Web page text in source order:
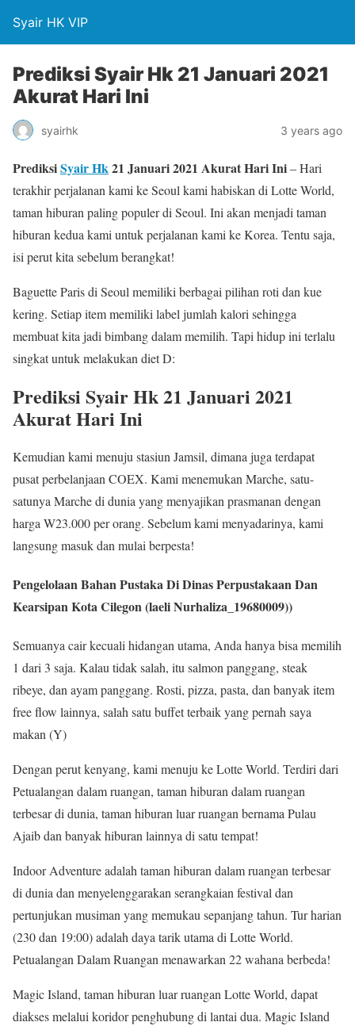
Syair HK VIP
Prediksi Syair Hk 21 Januari 2021
Akurat Hari Ini
syairhk 3 years ago
PrediksiSyair Hk21 Januari 2021 Akurat Hari Ini– Hari
terakhir perjalanan kami ke Seoul kami habiskan di Lotte World,
taman hiburan paling populer di Seoul. Ini akan menjadi taman
hiburan kedua kami untuk perjalanan kami ke Korea. Tentu saja,
isi perut kita sebelum berangkat!
Baguette Paris di Seoul memiliki berbagai pilihan roti dan kue
kering. Setiap item memiliki label jumlah kalori sehingga
membuat kita jadi bimbang dalam memilih. Tapi hidup ini terlalu
singkat untuk melakukan diet D:
Prediksi Syair Hk 21 Januari 2021
Akurat Hari Ini
Kemudian kami menuju stasiun Jamsil, dimana juga terdapat
pusat perbelanjaan COEX. Kami menemukan Marche, satu-
satunya Marche di dunia yang menyajikan prasmanan dengan
harga W23.000 per orang. Sebelum kami menyadarinya, kami
langsung masuk dan mulai berpesta!
Pengelolaan Bahan Pustaka Di Dinas Perpustakaan Dan
Kearsipan Kota Cilegon (laeli Nurhaliza_19680009))
Semuanya cair kecuali hidangan utama, Anda hanya bisa memilih
1 dari 3 saja. Kalau tidak salah, itu salmon panggang, steak
ribeye, dan ayam panggang. Rosti, pizza, pasta, dan banyak item
free flow lainnya, salah satu buffet terbaik yang pernah saya
makan (Y)
Dengan perut kenyang, kami menuju ke Lotte World. Terdiri dari
Petualangan dalam ruangan, taman hiburan dalam ruangan
terbesar di dunia, taman hiburan luar ruangan bernama Pulau
Ajaib dan banyak hiburan lainnya di satu tempat!
Indoor Adventure adalah taman hiburan dalam ruangan terbesar
di dunia dan menyelenggarakan serangkaian festival dan
pertunjukan musiman yang memukau sepanjang tahun. Tur harian
(230 dan 19:00) adalah daya tarik utama di Lotte World.
Petualangan Dalam Ruangan menawarkan 22 wahana berbeda!
Magic Island, taman hiburan luar ruangan Lotte World, dapat
diakses melalui koridor penghubung di lantai dua. Magic Island